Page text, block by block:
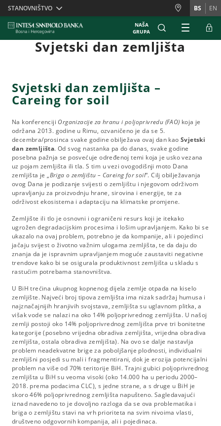
Skiplinks
STANOVNIŠTVO BS EN
NAŠA
GRUPA
Svjetski dan zemljišta
Svjetski dan zemljišta –
Careing for soil
Na konferenciji Organizacije za hranu i poljoprivredu (FAO) koja je
održana 2013. godine u Rimu, ozvaničeno je da se 5.
decembra/prosinca svake godine obilježava ovaj dan kao Svjetski
dan zemljišta. Od svog nastanka pa do danas, svake godine
posebna pažnja se posvećuje određenoj temi koja je usko vezana
uz pojam zemljišta ili tla. S tim u vezi ovogodišnji moto Dana
zemljišta je „Briga o zemljištu – Careing for soil“. Cilj obilježavanja
ovog Dana je podizanje svijesti o zemljištu i njegovom održivom
upravljanju za proizvodnju hrane, sirovina i energije, te za
održivost ekosistema i adaptaciju na klimatske promjene.
Zemljište ili tlo je osnovni i ograničeni resurs koji je itekako
ugrožen degradacijskim procesima i lošim upravljanjem. Kako bi se
ukazalo na ovaj problem, potrebno je da kompanije, ali i pojedinci
jačaju svijest o životno važnim ulogama zemljišta, te da daju do
znanja da je ispravnim upravljanjem moguće zaustaviti negativne
trendove kako bi se osigurala produktivnost zemljišta u skladu s
rastućim potrebama stanovništva.
U BiH trećina ukupnog kopnenog dijela zemlje otpada na kiselo
zemljište. Najveći broj tipova zemljišta ima nizak sadržaj humusa i
najznačajnijih hranjivih svojstava, zemljišta su uglavnom plitka, a
višak vode se nalazi na oko 14% poljoprivrednog zemljišta. U našoj
zemlji postoji oko 14% poljoprivrednog zemljišta prve tri bonitetne
kategorije (posebno vrijedna obradiva zemljišta, vrijedna obradiva
zemljišta, ostala obradiva zemljišta). Na ovo se dalje nastavlja
problem neadekvatne brige za poboljšanje plodnosti, individualni
zemljišni posjedi su mali i fragmentirani, dok je erozija potencijalni
problem na više od 70% teritorije BiH. Trajni gubici poljoprivrednog
zemljišta u BiH su veoma visoki (oko 14.000 ha u periodu 2000–
2018. prema podacima CLC), s jedne strane, a s druge u BiH je
skoro 46% poljoprivrednog zemljišta napušteno. Sagledavajući
iznad navedeno to je dovoljno razloga da se ova problematika i
briga o zemljištu stavi na vrh prioriteta na svim nivoima vlasti,
društveno odgovornih kompanija, ali i pojedinaca.